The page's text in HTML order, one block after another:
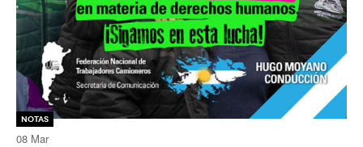
Secretaría de actas
Secretaría gremial
Secretario Tesorero
Secretaría prensa y cultura
Notas
08 Mar